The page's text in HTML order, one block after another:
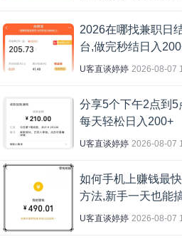
2026在哪找兼职日
台,做完秒结日入
U客直谈婷婷 2026-08-07
分享5个下午2点到5
每天轻松日入200+
U客直谈婷婷 2026-08-07
如何手机上赚钱最
方法,新手一天也能
U客直谈婷婷 2026-08-07